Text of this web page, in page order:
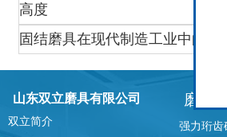
高度
固结磨具在现代制造工业中的应用
山东双立磨具有限公司
双立简介
磨具
强力珩齿